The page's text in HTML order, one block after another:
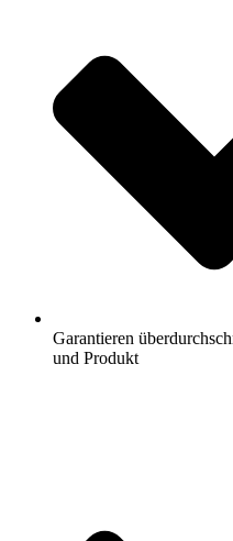
Garantieren
und Produkt